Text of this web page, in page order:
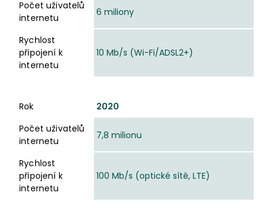
Počet uživatelů
internetu
6 miliony
Rychlost
připojení k
internetu
10 Mb/s (Wi-Fi/ADSL2+)
Rok
2020
Počet uživatelů
internetu
7,8 milionu
Rychlost
připojení k
internetu
100 Mb/s (optické sítě, LTE)